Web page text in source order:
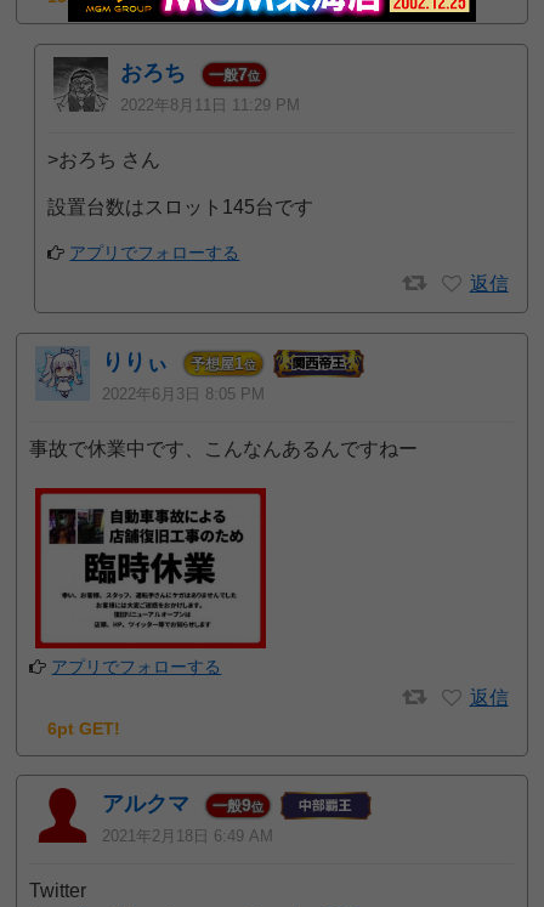
おろち 一般7位
2022年8月11日 11:29 PM
>おろち さん
設置台数はスロット145台です
アプリでフォローする
返信
りりぃ 予想屋1位
2022年6月3日 8:05 PM
事故で休業中です、こんなんあるんですねー
アプリでフォローする
返信
6pt GET!
アルクマ 一般9位
2021年2月18日 6:49 AM
Twitter